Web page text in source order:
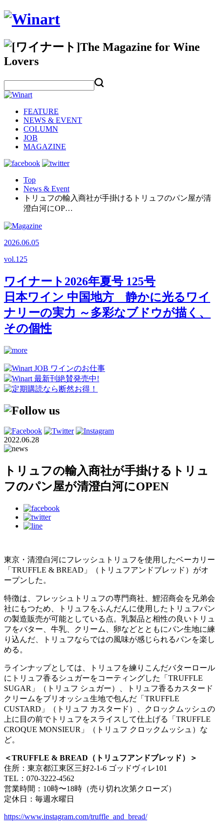
FEATURE
NEWS & EVENT
COLUMN
JOB
MAGAZINE
Top
News & Event
トリュフの輸入商社が手掛けるトリュフのパン屋が清
澄白河にOP…
2026.06.05
vol.125
ワイナート2026年夏号 125号
日本ワイン 中国地方 静かに光るワイ
ナリーの実力 ～多彩なブドウが描く、
その個性
2022.06.28
トリュフの輸入商社が手掛けるトリュ
フのパン屋が清澄白河にOPEN
東京・清澄白河にフレッシュトリュフを使用したベーカリー
「TRUFFLE & BREAD」（トリュフアンドブレッド）がオ
ープンした。
特徴は、フレッシュトリュフの専門商社、鯉沼商会を兄弟会
社にもつため、トリュフをふんだんに使用したトリュフパン
の製造販売が可能としている点。乳製品と相性の良いトリュ
フをバター、牛乳、クリーム、卵などとともにパン生地に練
り込んだ、トリュフならではの風味が感じられるパンを楽し
める。
ラインナップとしては、トリュフを練りこんだバターロール
にトリュフ香るシュガーをコーティングした「TRUFFLE
SUGAR」（トリュフ シュガー）、トリュフ香るカスタード
クリームをブリオッシュ生地で包んだ「TRUFFLE
CUSTARD」（トリュフ カスタード）、クロックムッシュの
上に目の前でトリュフをスライスして仕上げる「TRUFFLE
CROQUE MONSIEUR」（トリュフ クロックムッシュ）な
ど。
＜TRUFFLE & BREAD（トリュフアンドブレッド）＞
住所：東京都江東区三好2-1-6 ゴッドヴィレ101
TEL：070-3222-4562
営業時間：10時〜18時（売り切れ次第クローズ）
定休日：毎週水曜日
https://www.instagram.com/truffle_and_bread/